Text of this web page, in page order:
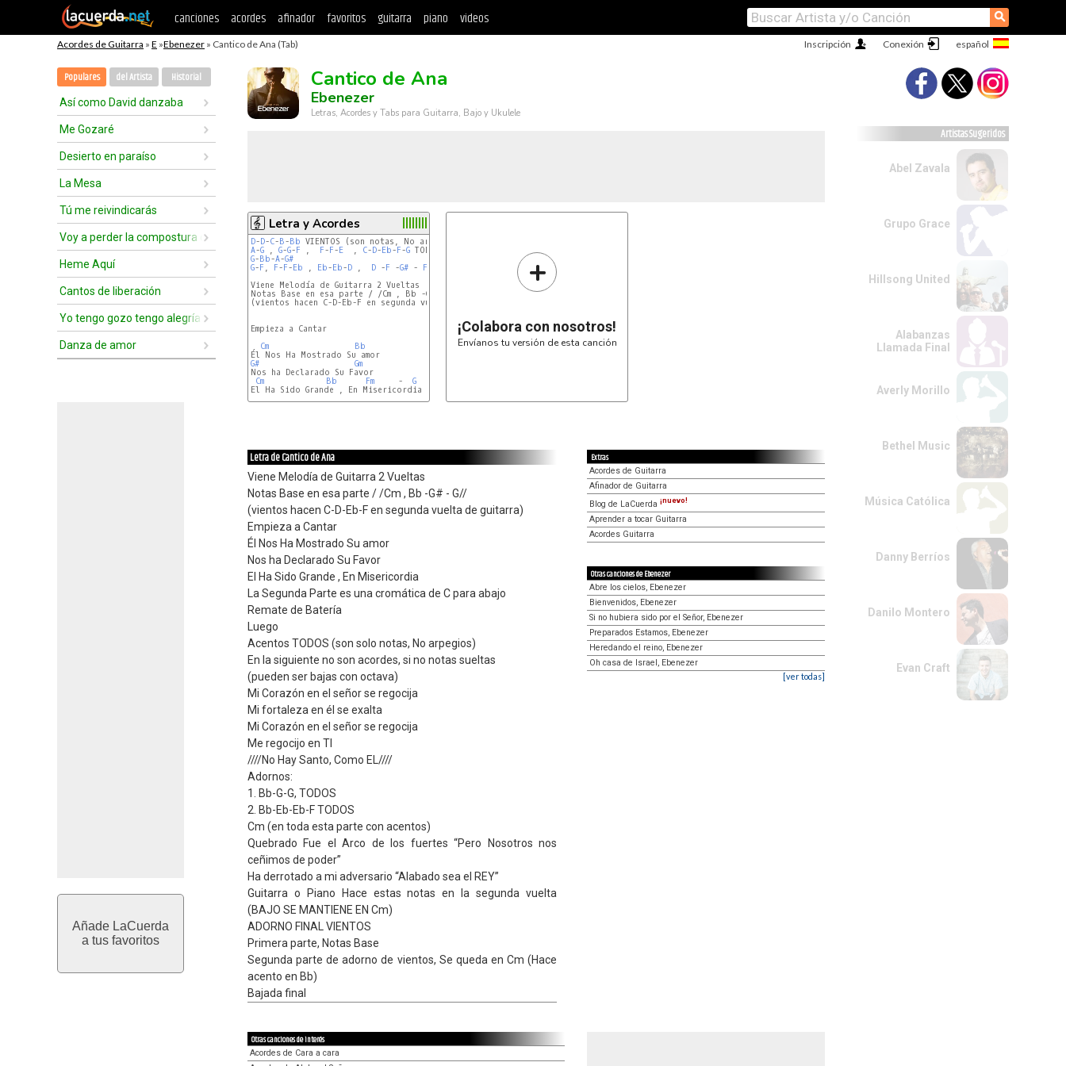
canciones acordes afinador favoritos guitarra piano videos ⚲
Acordes de Guitarra » E »Ebenezer » Cantico de Ana (Tab) Conexión
Inscripción
Populares del Artista Historial
Así como David danzaba
Me Gozaré
Desierto en paraíso
La Mesa
Tú me reivindicarás
Voy a perder la compostura delante de ti
Heme Aquí
Cantos de liberación
Yo tengo gozo tengo alegría
Danza de amor
Añade LaCuerda
a tus favoritos
Cantico de Ana
Ebenezer
Letras, Acordes y Tabs para Guitarra, Bajo y Ukulele
Letra y Acordes
D-D-C-B-Bb
A-G , G-G-F , F-F-E
  ,
C-D-Eb-F-G
G-Bb-A-G#
G-F , F-F-Eb , Eb-Eb-D , D -F -G# - F
  TODOS (son notas, No arpegios)
Viene Melodía de Guitarra 2 Vueltas
Notas Base en esa parte / /Cm , Bb -G# - G//
(vientos hacen C-D-Eb-F en segunda vuelta de guitarra)
Empieza a Cantar
Cm
Bb
G#
Gm
Nos ha Declarado Su Favor
Cm
Bb Fm
     -
G
El Ha Sido Grande , En Misericordia
+
¡Colabora con nosotros!
Envíanos tu versión de esta canción
Letra de Cantico de Ana
Viene Melodía de Guitarra 2 Vueltas
Notas Base en esa parte / /Cm , Bb -G# - G//
(vientos hacen C-D-Eb-F en segunda vuelta de guitarra)
Empieza a Cantar
Él Nos Ha Mostrado Su amor
Nos ha Declarado Su Favor
El Ha Sido Grande , En Misericordia
La Segunda Parte es una cromática de C para abajo
Remate de Batería
Luego
Acentos TODOS (son solo notas, No arpegios)
En la siguiente no son acordes, si no notas sueltas
(pueden ser bajas con octava)
Mi Corazón en el señor se regocija
Mi fortaleza en él se exalta
Mi Corazón en el señor se regocija
Me regocijo en TI
////No Hay Santo, Como EL////
Adornos:
1. Bb-G-G, TODOS
2. Bb-Eb-Eb-F TODOS
Cm (en toda esta parte con acentos)
Quebrado Fue el Arco de los fuertes “Pero Nosotros nos
ceñimos de poder”
Ha derrotado a mi adversario “Alabado sea el REY”
Guitarra o Piano Hace estas notas en la segunda vuelta
(BAJO SE MANTIENE EN Cm)
ADORNO FINAL VIENTOS
Primera parte, Notas Base
Segunda parte de adorno de vientos, Se queda en Cm (Hace
acento en Bb)
Bajada final
Extras
Acordes de Guitarra
Afinador de Guitarra
Blog de LaCuerda ¡nuevo!
Aprender a tocar Guitarra
Acordes Guitarra
Otras canciones de Ebenezer
Abre los cielos, Ebenezer
Bienvenidos, Ebenezer
Si no hubiera sido por el Señor, Ebenezer
Preparados Estamos, Ebenezer
Heredando el reino, Ebenezer
Oh casa de Israel, Ebenezer
[ver todas]
Otras canciones de interés
Acordes de Cara a cara
Artistas Sugeridos
Abel Zavala
Grupo Grace
Hillsong United
Alabanzas
Llamada Final
Averly Morillo
Bethel Music
Música Católica
Danny Berríos
Danilo Montero
Evan Craft